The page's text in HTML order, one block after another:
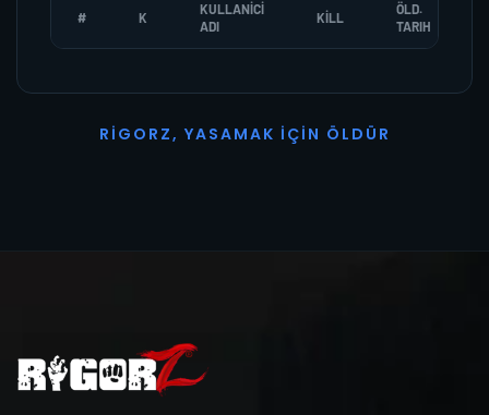
# K
KULLANICI
ADI
KILL
ÖLD.
TARIH
R I G O R Z, YASAMAK İ ÇI N Ö L D Ü R